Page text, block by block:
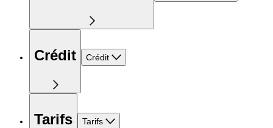
Crédit Crédit
Tarifs Tarifs